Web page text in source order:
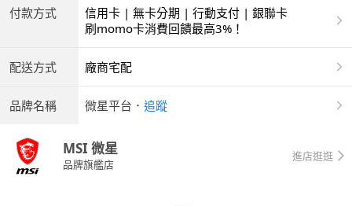
付款方式
信用卡 | 無卡分期 | 行動支付 | 銀聯卡
刷momo卡消費回饋最高3%！
配送方式 廠商宅配
品牌名稱 微星平台 ． 追蹤
MSI 微星
品牌旗艦店
進店逛逛